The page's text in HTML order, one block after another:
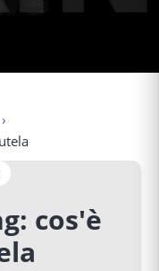
cos'è